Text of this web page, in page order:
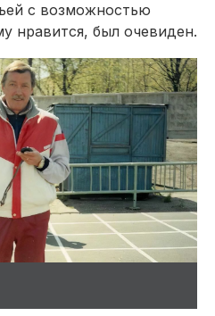
с возможностью
нравится, был очевиден.